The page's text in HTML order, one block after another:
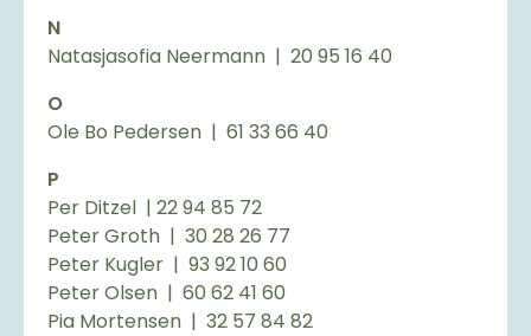
N
Natasjasofia Neermann | 20 95 16 40
O
Ole Bo Pedersen | 61 33 66 40
P
Per Ditzel | 22 94 85 72
Peter Groth | 30 28 26 77
Peter Kugler | 93 92 10 60
Peter Olsen | 60 62 41 60
Pia Mortensen | 32 57 84 82